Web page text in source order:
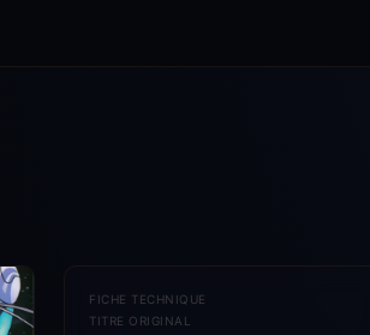
FICHE TECHNIQUE
TITRE ORIGINAL